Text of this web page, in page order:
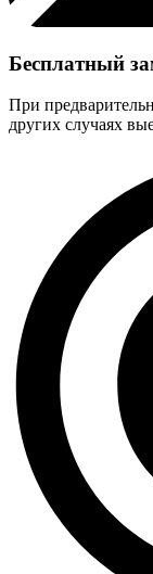
Бесплатный
При
других случаях